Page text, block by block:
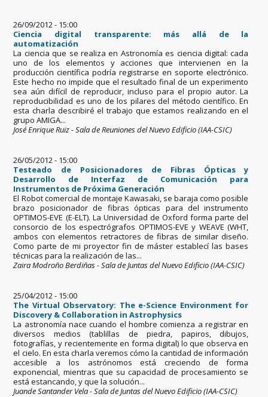
26/09/2012 - 15:00
Ciencia digital transparente: más allá de la
automatización
La ciencia que se realiza en Astronomía es ciencia digital: cada
uno de los elementos y acciones que intervienen en la
producción científica podría registrarse en soporte electrónico.
Este hecho no impide que el resultado final de un experimento
sea aún difícil de reproducir, incluso para el propio autor. La
reproducibilidad es uno de los pilares del método científico. En
esta charla describiré el trabajo que estamos realizando en el
grupo AMIGA...
José Enrique Ruiz - Sala de Reuniones del Nuevo Edificio (IAA-CSIC)
26/05/2012 - 15:00
Testeado de Posicionadores de Fibras Ópticas y
Desarrollo de Interfaz de Comunicación para
Instrumentos de Próxima Generación
El Robot comercial de montaje Kawasaki, se baraja como posible
brazo posicionador de fibras ópticas para del instrumento
OPTIMOS-EVE (E-ELT). La Universidad de Oxford forma parte del
consorcio de los espectrógrafos OPTIMOS-EVE y WEAVE (WHT,
ambos con elementos retractores de fibras de similar diseño.
Como parte de mi proyector fin de máster establecí las bases
técnicas para la realización de las...
Zaira Modroño Berdiñas - Sala de Juntas del Nuevo Edificio (IAA-CSIC)
25/04/2012 - 15:00
The Virtual Observatory: The e-Science Environment for
Discovery & Collaboration in Astrophysics
La astronomía nace cuando el hombre comienza a registrar en
diversos medios (tablillas de piedra, papiros, dibujos,
fotografías, y recientemente en forma digital) lo que observa en
el cielo. En esta charla veremos cómo la cantidad de información
accesible a los astrónomos está creciendo de forma
exponencial, mientras que su capacidad de procesamiento se
está estancando, y que la solución...
Juande Santander Vela - Sala de Juntas del Nuevo Edificio (IAA-CSIC)